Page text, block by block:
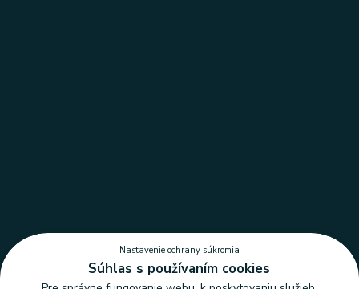
Nastavenie ochrany súkromia
Súhlas s používaním cookies